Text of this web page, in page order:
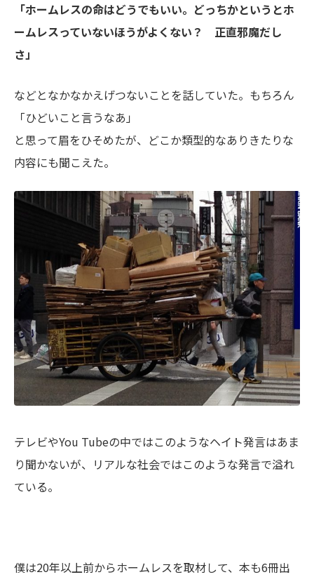
「ホームレスの命はどうでもいい。どっちかというとホ
ームレスっていないほうがよくない？ 正直邪魔だし
さ」
などとなかなかえげつないことを話していた。もちろん
「ひどいこと言うなあ」
と思って眉をひそめたが、どこか類型的なありきたりな
内容にも聞こえた。
テレビやYou Tubeの中ではこのようなヘイト発言はあま
り聞かないが、リアルな社会ではこのような発言で溢れ
ている。
僕は20年以上前からホームレスを取材して、本も6冊出